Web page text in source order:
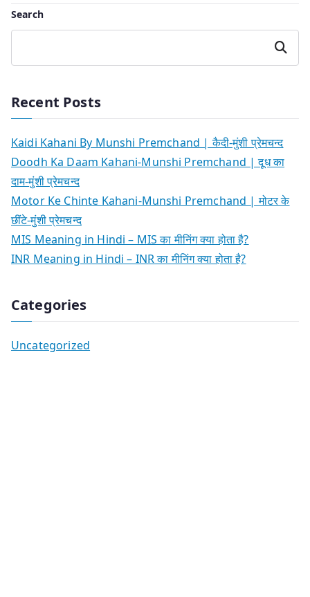
Search
Search
Recent Posts
Kaidi Kahani By Munshi Premchand | कैदी-मुंशी प्रेमचन्द
Doodh Ka Daam Kahani-Munshi Premchand | दूध का
दाम-मुंशी प्रेमचन्द
Motor Ke Chinte Kahani-Munshi Premchand | मोटर के
छींटे-मुंशी प्रेमचन्द
MIS Meaning in Hindi – MIS का मीनिंग क्या होता है?
INR Meaning in Hindi – INR का मीनिंग क्या होता है?
Categories
Uncategorized